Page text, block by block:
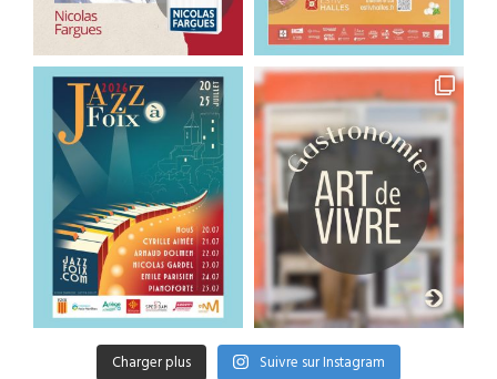
Charger plus Suivre sur Instagram